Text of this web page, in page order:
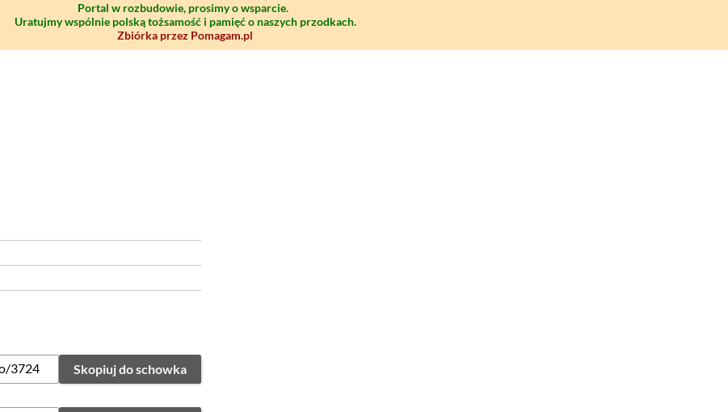
Portal w rozbudowie, prosimy o wsparcie.
Uratujmy wspólnie polską tożsamość i pamięć o naszych przodkach.
Zbiórka przez Pomagam.pl
Skopiuj do schowka